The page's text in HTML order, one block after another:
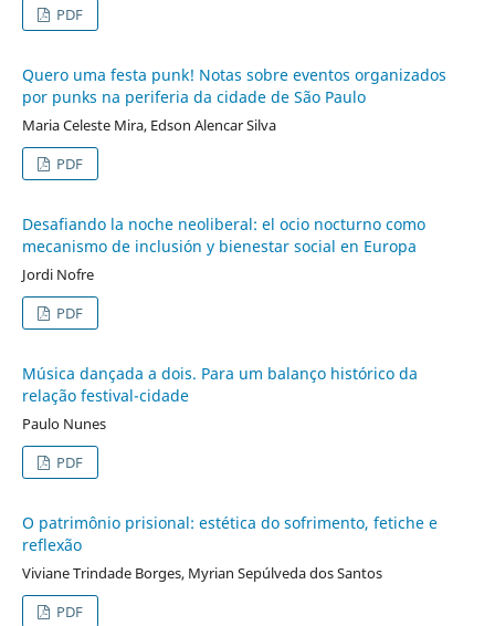
PDF
Quero uma festa punk! Notas sobre eventos organizados
por punks na periferia da cidade de São Paulo
Maria Celeste Mira, Edson Alencar Silva
PDF
Desafiando la noche neoliberal: el ocio nocturno como
mecanismo de inclusión y bienestar social en Europa
Jordi Nofre
PDF
Música dançada a dois. Para um balanço histórico da
relação festival-cidade
Paulo Nunes
PDF
O patrimônio prisional: estética do sofrimento, fetiche e
reflexão
Viviane Trindade Borges, Myrian Sepúlveda dos Santos
PDF